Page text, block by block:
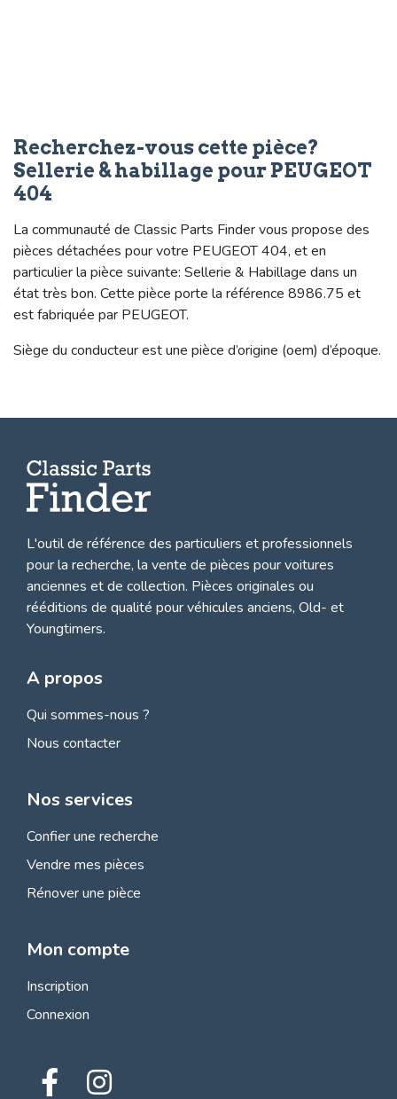
Recherchez-vous cette pièce?
Sellerie & habillage pour PEUGEOT
404
La communauté de Classic Parts Finder vous propose des
pièces détachées pour votre PEUGEOT 404, et en
particulier la pièce suivante: Sellerie & Habillage dans un
état très bon. Cette pièce porte la référence 8986.75 et
est fabriquée par PEUGEOT.
Siège du conducteur est une pièce d’origine (oem) d’époque.
L'outil de référence des particuliers et professionnels
pour la recherche, la vente de pièces pour voitures
anciennes et de collection. Pièces originales ou
rééditions de qualité pour véhicules anciens, Old- et
Youngtimers.
A propos
Qui sommes-nous ?
Nous contacter
Nos services
Confier une recherche
Vendre mes pièces
Rénover une pièce
Mon compte
Inscription
Connexion